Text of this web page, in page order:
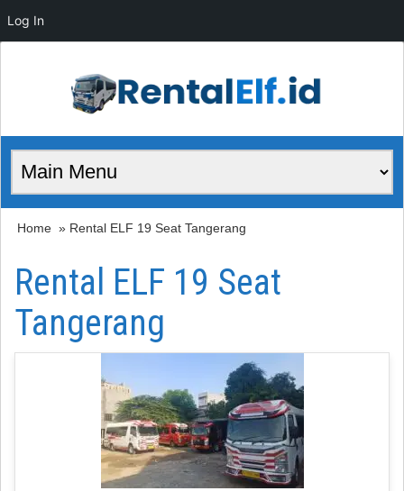
Home » Rental ELF 19 Seat Tangerang
Rental ELF 19 Seat
Tangerang
Log In